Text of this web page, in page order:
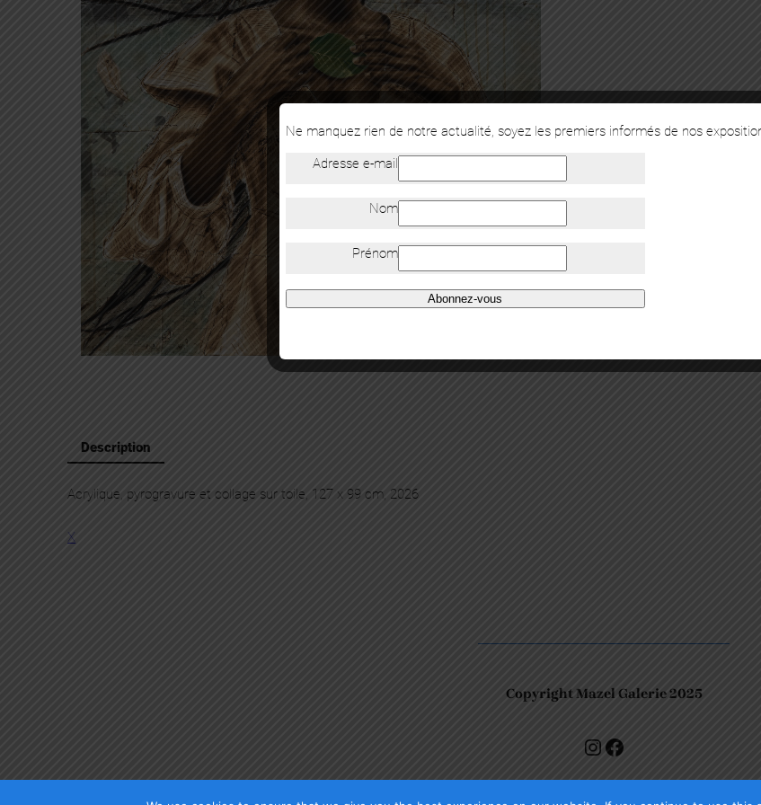
Description
Acrylique, pyrogravure et collage sur toile, 127 x 99 cm, 2026
X
Copyright Mazel Galerie 2025
Check our photos on Instagram ! Facebook
Ne manquez rien de notre actualité, soyez les premiers informés de nos
Adresse e-mail
Nom
Prénom
Abonnez-vous